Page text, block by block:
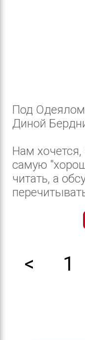
Под Одеялом
Диной
Нам
самую
читать, а
< 1